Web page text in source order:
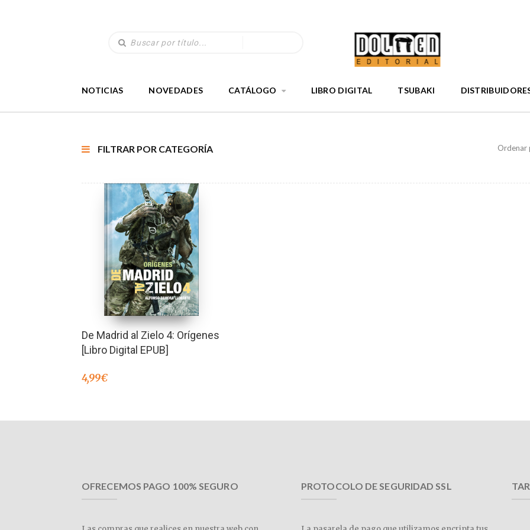
NOTICIAS NOVEDADES CATÁLOGO LIBRO DIGITAL TSUBAKI
FILTRAR POR CATEGORÍA Ordenar
De Madrid al Zielo 4: Orígenes
[Libro Digital EPUB]
4,99€
OFRECEMOS PAGO 100% SEGURO PROTOCOLO DE SEGURIDAD SSL